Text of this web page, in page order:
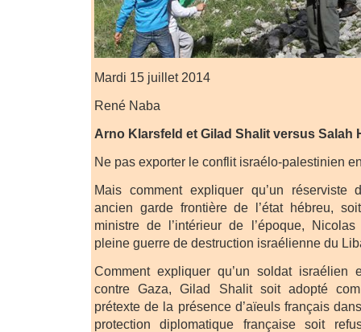
Mardi 15 juillet 2014
René Naba
Arno Klarsfeld et Gilad Shalit versus Salah
Ne pas exporter le conflit israélo-palestinien
Mais comment expliquer qu’un réserviste
ancien garde frontière de l’état hébreu,
ministre de l’intérieur de l’époque,
pleine guerre de destruction israélienne du
Comment expliquer qu’un soldat israélien
contre Gaza, Gilad Shalit soit adopté
prétexte de la présence d’aïeuls français
protection diplomatique française soit